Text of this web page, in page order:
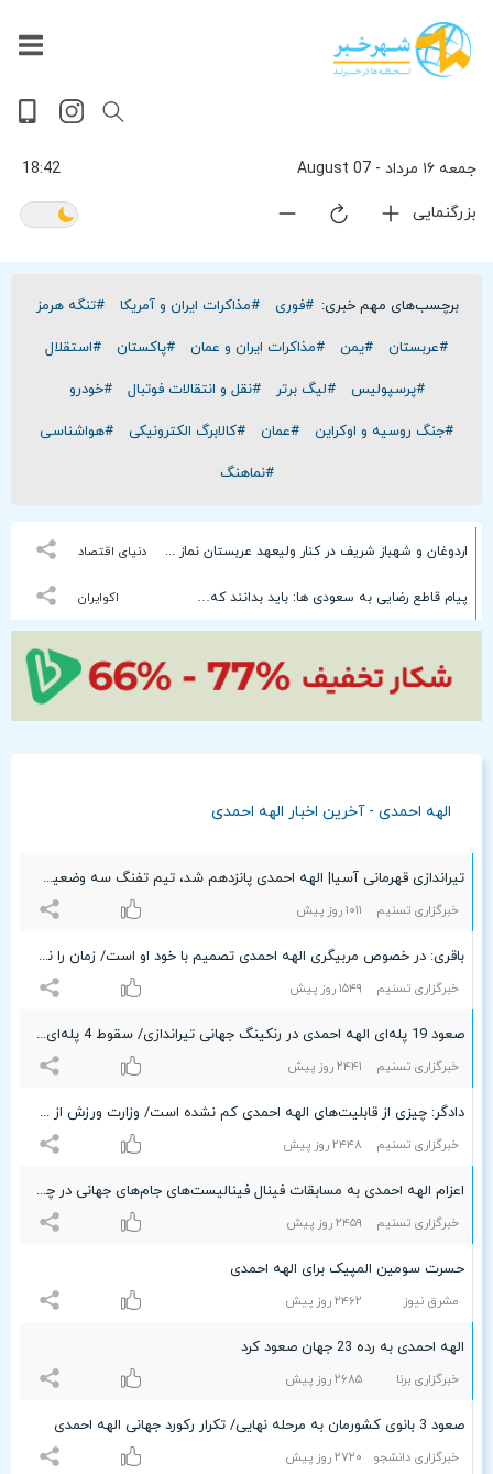
جمعه ۱۶ مرداد - 07 August 18:42
بزرگنمایی
پربیننده‌ترین
اخبار
آخرین
اخبار
پخش
داغ
ترین
سیاسی
ورزشی
اقتصادی
حوادث
گوناگون
تصویری
سلامت
جهان
فرهنگی
ویدیویی
بازار
برچسب‌های مهم خبری: #فوری #مذاکرات ایران و آمریکا #تنگه هرمز
#عربستان #یمن #مذاکرات ایران و عمان #پاکستان #استقلال
#پرسپولیس #لیگ برتر #نقل و انتقالات فوتبال #خودرو
#جنگ روسیه و اوکراین #عمان #کالابرگ الکترونیکی #هواشناسی
#نماهنگ
دنیای اقتصاد اردوغان و شهباز شریف در کنار ولیعهد عربستان نماز جمعه خواندند + تصاویر
اکوایران پیام قاطع رضایی به سعودی ها: باید بدانند که…
الهه احمدی - آخرین اخبار الهه احمدی
تیراندازی قهرمانی آسیا| الهه احمدی پانزدهم شد، تیم تفنگ سه وضعیت زنان هفتم
خبرگزاری تسنیم ۱۰۱۱ روز پیش
باقری: در خصوص مربیگری الهه احمدی تصمیم با خود او است/ زمان را نباید از دست بدهیم
خبرگزاری تسنیم ۱۵۴٩ روز پیش
صعود 19 پله‌ای الهه احمدی در رنکینگ جهانی تیراندازی/ سقوط 4 پله‌ای سبقت‌الهی
خبرگزاری تسنیم ۲۴۴۱ روز پیش
دادگر: چیزی از قابلیت‌های الهه احمدی کم نشده است/ وزارت ورزش از ما توقع 2 سکوی المپیک دارد
خبرگزاری تسنیم ۲۴۴۸ روز پیش
اعزام الهه احمدی به مسابقات فینال فینالیست‌های جام‌های جهانی در چین
خبرگزاری تسنیم ۲۴۵٩ روز پیش
حسرت سومین المپیک برای الهه احمدی
مشرق نیوز ۲۴۶۲ روز پیش
الهه احمدی به رده 23 جهان صعود کرد
خبرگزاری برنا ۲۶۸۵ روز پیش
صعود 3 بانوی کشورمان به مرحله نهایی/ تکرار رکورد جهانی الهه احمدی
خبرگزاری دانشجو ۲۷۲۰ روز پیش